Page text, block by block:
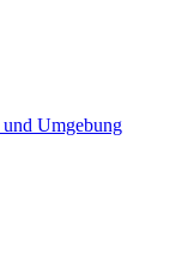
Umgebung